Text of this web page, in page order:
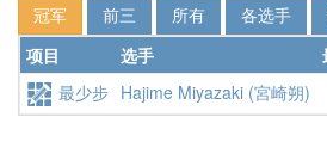
冠军 前三 所有 各选手
项目
选手
最少步 Hajime Miyazaki (宮崎朔)